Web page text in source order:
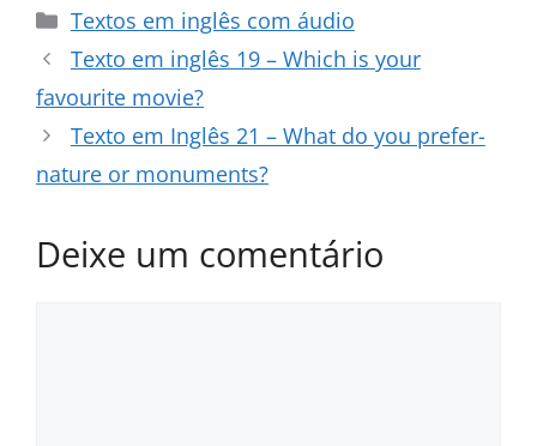
Categorias
Textos em inglês com áudio
Texto em inglês 19 – Which is your
favourite movie?
Texto em Inglês 21 – What do you prefer-
nature or monuments?
Deixe um comentário